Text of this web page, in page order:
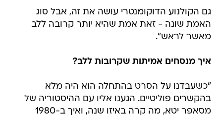
גם הקולנוע הדוקומנטרי עושה את זה, אבל סוג
האמת שונה - זאת אמת שהיא יותר קרובה ללב
מאשר לראש".
איך מנסחים אמיתות שקרובות ללב?
"כשעבדנו על הסרט בהתחלה הוא היה מלא
בהקשרים פוליטיים. הגענו אליו עם ההיסטוריה של
מסאפר יטא, מה קרה באיזו שנה, ואיך ב-1980